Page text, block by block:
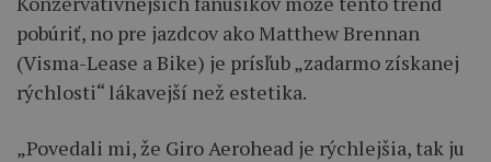
pobúriť, no pre jazdcov ako Matthew Brennan
(Visma-Lease a Bike) je prísľub „zadarmo získanej
rýchlosti“ lákavejší než estetika.
„Povedali mi, že Giro Aerohead je rýchlejšia, tak ju